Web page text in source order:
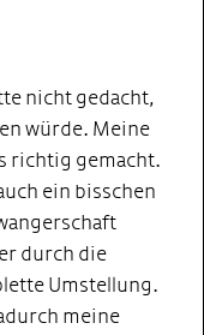
nicht gedacht,
würde. Meine
richtig gemacht.
ein bisschen
durch die
Umstellung.
meine